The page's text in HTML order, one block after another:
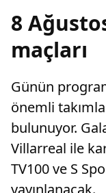
8
maçları
Günün
önemli
bulunuyor.
Villarreal ile
TV100 ve S